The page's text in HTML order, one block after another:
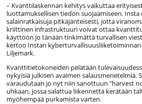
– Kvanttilaskennan kehitys vaikuttaa
luottamuksellisen tiedon suojaamiseen.
salainratkaisuja pitkäjänteisesti, jotta
kriittinen infrastruktuuri voivat ottaa
käyttöön jo tänään tinkimättä turvallisen
kertoo Instan
Liljemark.
Kvanttitietokoneiden pelätään
nykyisiä julkisen avaimen salausmenetelmiä.
varaudutaan jo nyt niin sanottuun "harvest
uhkaan, jossa salattua liikennettä kerätään
myöhempää purkamista varten.